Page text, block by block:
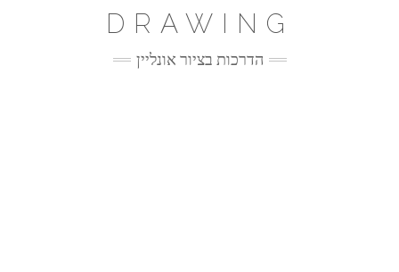
DRAWING
הדרכות בציור אונליין